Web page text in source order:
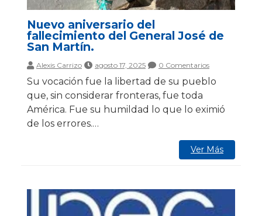
Nuevo aniversario del
fallecimiento del General José de
San Martín.
Alexis Carrizo agosto 17, 2025 0 Comentarios
Su vocación fue la libertad de su pueblo
que, sin considerar fronteras, fue toda
América. Fue su humildad lo que lo eximió
de los errores.…
Ver Más